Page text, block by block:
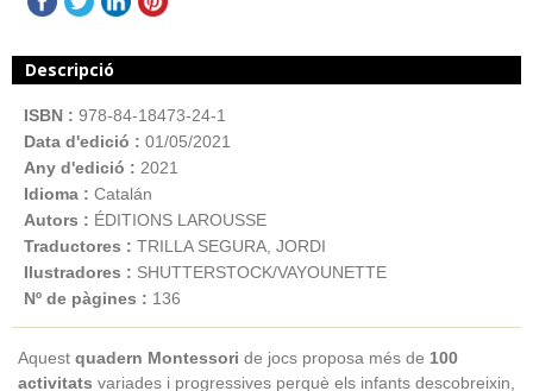
Descripció
ISBN : 978-84-18473-24-1
Data d'edició : 01/05/2021
Any d'edició : 2021
Idioma : Catalán
Autors : ÉDITIONS LAROUSSE
Traductores : TRILLA SEGURA, JORDI
Ilustradores : SHUTTERSTOCK/VAYOUNETTE
Nº de pàgines : 136
Aquest quadern Montessori de jocs proposa més de 100
activitats variades i progressives perquè els infants descobreixin,